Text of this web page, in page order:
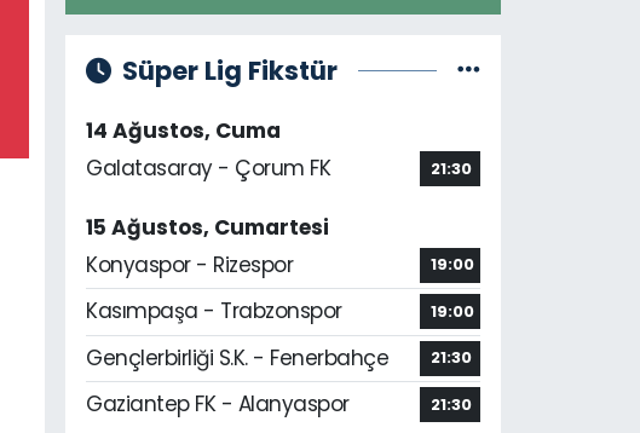
Süper Lig Fikstür
14 Ağustos, Cuma
Galatasaray - Çorum FK
21:30
15 Ağustos, Cumartesi
Konyaspor - Rizespor
19:00
Kasımpaşa - Trabzonspor 19:00
Gençlerbirliği S.K. - Fenerbahçe 21:30
Gaziantep FK - Alanyaspor 21:30